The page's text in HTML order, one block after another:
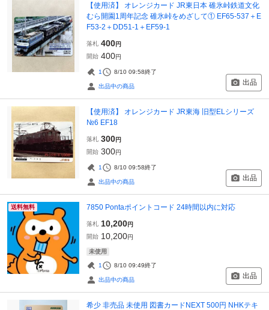
【使用済】 オレンジカード JR東日本 碓氷峠鉄道文化
むら開園1周年記念 碓氷峠をめざして① EF65‐537＋E
F53-2＋DD51-1＋EF59-1
落札 400円
開始 400円
1 8/10 09:58終了
出品中の商品 出品
【使用済】 オレンジカード JR東海 旧型ELシリーズ
№6 EF18
落札 300円
開始 300円
1 8/10 09:58終了
出品中の商品 出品
送料無料 7850 Pontaポイントコード 24時間以内に対応
落札 10,200円
開始 10,200円
未使用
1 8/10 09:49終了
出品中の商品 出品
希少 非売品 未使用 図書カードNEXT 500円 NHKテキ